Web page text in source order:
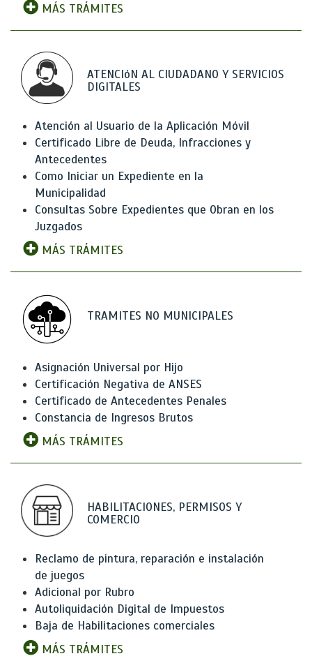
MÁS TRÁMITES
ATENCIóN AL CIUDADANO Y SERVICIOS
DIGITALES
Atención al Usuario de la Aplicación Móvil
Certificado Libre de Deuda, Infracciones y
Antecedentes
Como Iniciar un Expediente en la
Municipalidad
Consultas Sobre Expedientes que Obran en los
Juzgados
MÁS TRÁMITES
TRAMITES NO MUNICIPALES
Asignación Universal por Hijo
Certificación Negativa de ANSES
Certificado de Antecedentes Penales
Constancia de Ingresos Brutos
MÁS TRÁMITES
HABILITACIONES, PERMISOS Y
COMERCIO
Reclamo de pintura, reparación e instalación
de juegos
Adicional por Rubro
Autoliquidación Digital de Impuestos
Baja de Habilitaciones comerciales
MÁS TRÁMITES